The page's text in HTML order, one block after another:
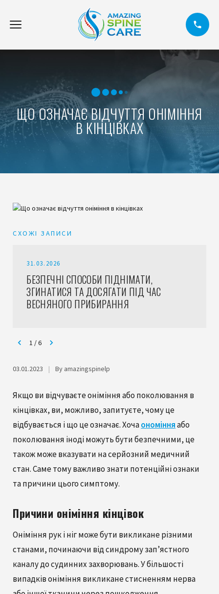
ЩО ОЗНАЧАЄ ВІДЧУТТЯ ОНІМІННЯ
В КІНЦІВКАХ
СХОЖІ ЗАПИСИ
31.03.2026
БЕЗПЕЧНІ СПОСОБИ ПІДНІМАТИ,
ЗГИНАТИСЯ ТА ДОСЯГАТИ ПІД ЧАС
ВЕСНЯНОГО ПРИБИРАННЯ
1 /6
03.01.2023 | By amazingspinelp
Якщо ви відчуваєте оніміння або поколювання в
кінцівках, ви, можливо, запитуєте, чому це
відбувається і що це означає. Хочаономінняабо
поколювання іноді можуть бути безпечними, це
також може вказувати на серйозний медичний
стан. Саме тому важливо знати потенційні ознаки
та причини цього симптому.
Причини оніміння кінцівок
Оніміння рук і ніг може бути викликане різними
станами, починаючи від синдрому зап’ястного
каналу до судинних захворювань. У більшості
випадків оніміння викликане стисненням нерва